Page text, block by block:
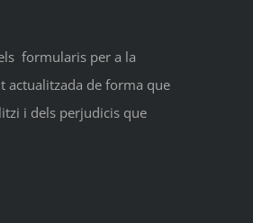
formularis per a la
actualitzada de forma que
i dels perjudicis que